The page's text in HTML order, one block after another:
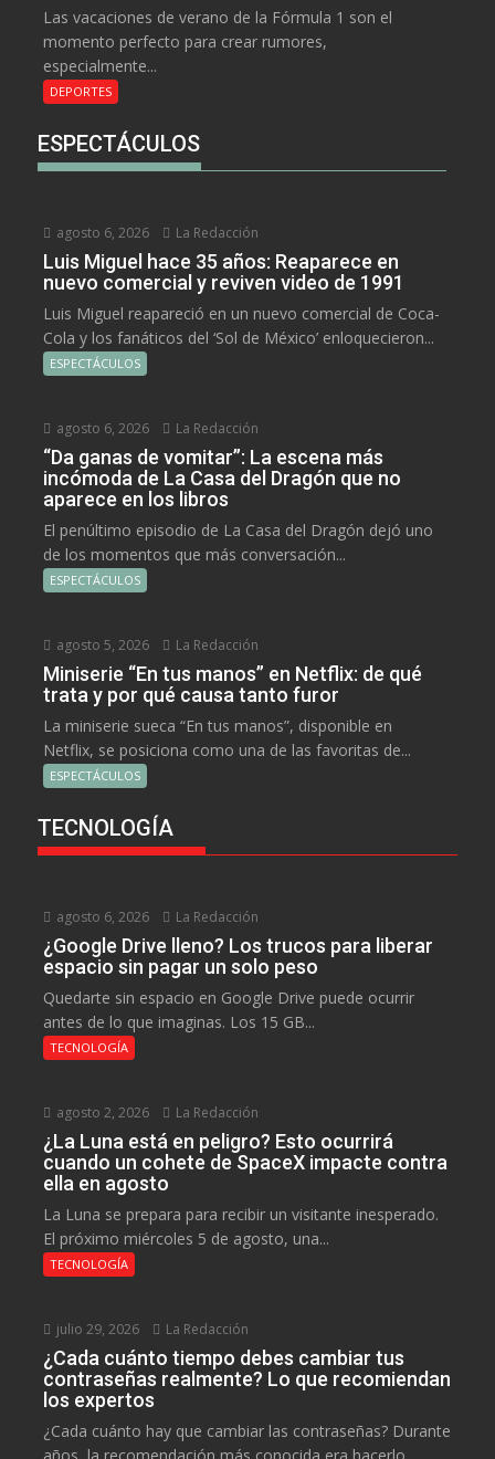
Las vacaciones de verano de la Fórmula 1 son el
momento perfecto para crear rumores,
especialmente...
DEPORTES
ESPECTÁCULOS
agosto 6, 2026 La Redacción
Luis Miguel hace 35 años: Reaparece en
nuevo comercial y reviven video de 1991
Luis Miguel reapareció en un nuevo comercial de Coca-
Cola y los fanáticos del ‘Sol de México’ enloquecieron...
ESPECTÁCULOS
agosto 6, 2026 La Redacción
“Da ganas de vomitar”: La escena más
incómoda de La Casa del Dragón que no
aparece en los libros
El penúltimo episodio de La Casa del Dragón dejó uno
de los momentos que más conversación...
ESPECTÁCULOS
agosto 5, 2026 La Redacción
Miniserie “En tus manos” en Netflix: de qué
trata y por qué causa tanto furor
La miniserie sueca “En tus manos”, disponible en
Netflix, se posiciona como una de las favoritas de...
ESPECTÁCULOS
TECNOLOGÍA
agosto 6, 2026 La Redacción
¿Google Drive lleno? Los trucos para liberar
espacio sin pagar un solo peso
Quedarte sin espacio en Google Drive puede ocurrir
antes de lo que imaginas. Los 15 GB...
TECNOLOGÍA
agosto 2, 2026 La Redacción
¿La Luna está en peligro? Esto ocurrirá
cuando un cohete de SpaceX impacte contra
ella en agosto
La Luna se prepara para recibir un visitante inesperado.
El próximo miércoles 5 de agosto, una...
TECNOLOGÍA
julio 29, 2026 La Redacción
¿Cada cuánto tiempo debes cambiar tus
contraseñas realmente? Lo que recomiendan
los expertos
¿Cada cuánto hay que cambiar las contraseñas? Durante